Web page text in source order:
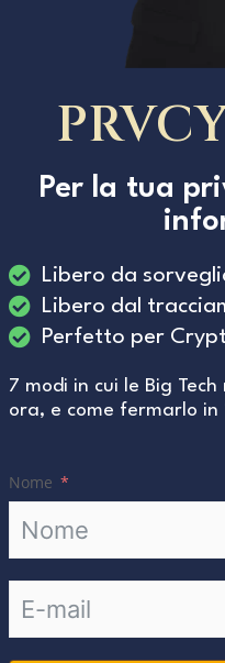
Per la tua
Libero da
Libero dal
Perfetto per
7 modi in cui le Big
ora, e come fermarlo in
Nome